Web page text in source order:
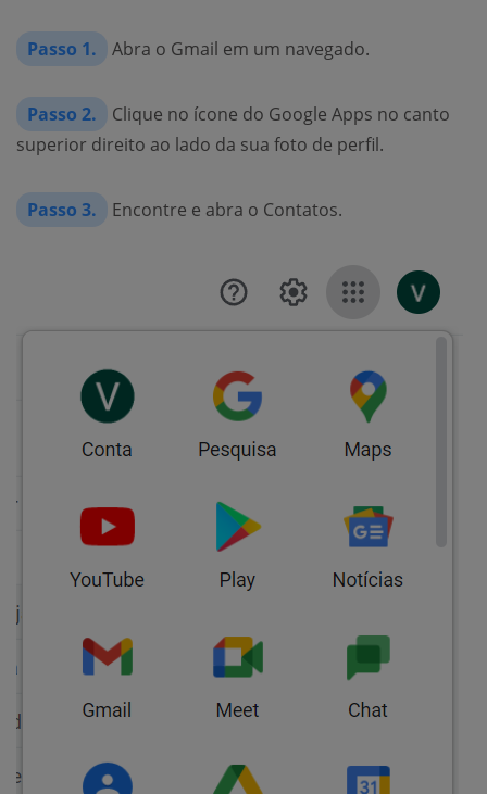
Passo 1. Abra o Gmail em um navegado.
Passo 2.
Clique no ícone do Google Apps no canto
superior direito ao lado da sua foto de perfil.
Passo 3. Encontre e abra o Contatos.